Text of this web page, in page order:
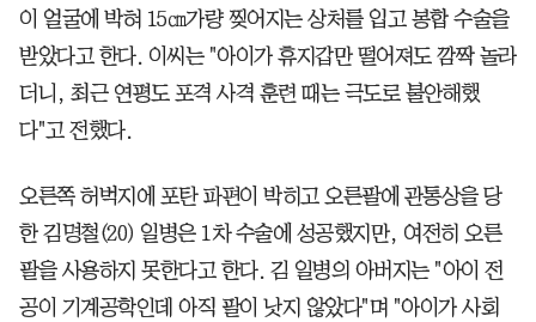
이 얼굴에 박혀 15㎝가량 찢어지는 상처를 입고 봉합 수술을
받았다고 한다. 이씨는 "아이가 휴지갑만 떨어져도 깜짝 놀라
더니, 최근 연평도 포격 사격 훈련 때는 극도로 불안해했
다"고 전했다.
오른쪽 허벅지에 포탄 파편이 박히고 오른팔에 관통상을 당
한 김명철(20) 일병은 1차 수술에 성공했지만, 여전히 오른
팔을 사용하지 못한다고 한다. 김 일병의 아버지는 "아이 전
공이 기계공학인데 아직 팔이 낫지 않았다"며 "아이가 사회